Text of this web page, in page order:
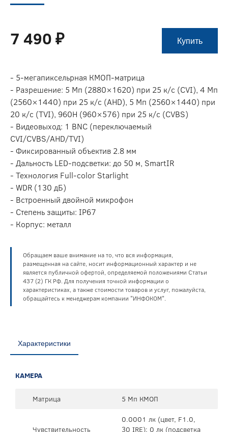
7 490 ₽ Купить
- 5-мегапиксельрная КМОП-матрица
- Разрешение: 5 Мп (2880×1620) при 25 к/c (CVI), 4 Мп
(2560×1440) при 25 к/c (AHD), 5 Мп (2560×1440) при
20 к/c (TVI), 960H (960×576) при 25 к/с (CVBS)
- Видеовыход: 1 BNC (переключаемый
CVI/CVBS/AHD/TVI)
- Фиксированный объектив 2.8 мм
- Дальность LED-подсветки: до 50 м, SmartIR
- Технология Full-color Starlight
- WDR (130 дБ)
- Встроенный двойной микрофон
- Степень защиты: IP67
- Корпус: металл
Обращаем ваше внимание на то, что вся информация,
размещенная на сайте, носит информационный характер и не
является публичной офертой, определяемой положениями Статьи
437 (2) ГК РФ. Для получения точной информации о
характеристиках, а также стоимости товаров и услуг, пожалуйста,
обращайтесь к менеджерам компании "ИНФОКОМ".
Характеристики
КАМЕРА
Матрица 5 Мп КМОП
Чувствительность
0.0001 лк (цвет, F1.0,
30 IRE); 0 лк (подсветка